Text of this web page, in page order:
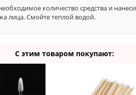
количество средства и
лица. Смойте теплой водой.
С этим товаром покупают: